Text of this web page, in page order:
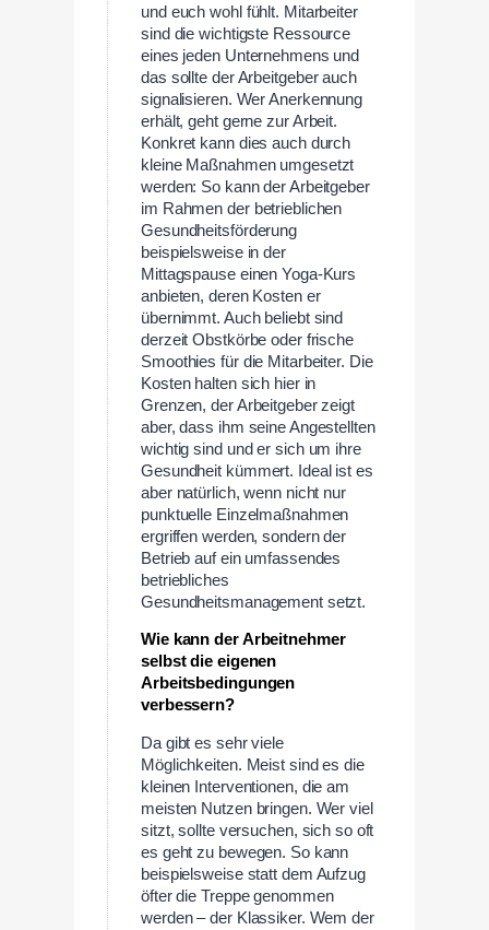
und euch wohl fühlt. Mitarbeiter
sind die wichtigste Ressource
eines jeden Unternehmens und
das sollte der Arbeitgeber auch
signalisieren. Wer Anerkennung
erhält, geht gerne zur Arbeit.
Konkret kann dies auch durch
kleine Maßnahmen umgesetzt
werden: So kann der Arbeitgeber
im Rahmen der betrieblichen
Gesundheitsförderung
beispielsweise in der
Mittagspause einen Yoga-Kurs
anbieten, deren Kosten er
übernimmt. Auch beliebt sind
derzeit Obstkörbe oder frische
Smoothies für die Mitarbeiter. Die
Kosten halten sich hier in
Grenzen, der Arbeitgeber zeigt
aber, dass ihm seine Angestellten
wichtig sind und er sich um ihre
Gesundheit kümmert. Ideal ist es
aber natürlich, wenn nicht nur
punktuelle Einzelmaßnahmen
ergriffen werden, sondern der
Betrieb auf ein umfassendes
betriebliches
Gesundheitsmanagement setzt.
Wie kann der Arbeitnehmer
selbst die eigenen
Arbeitsbedingungen
verbessern?
Da gibt es sehr viele
Möglichkeiten. Meist sind es die
kleinen Interventionen, die am
meisten Nutzen bringen. Wer viel
sitzt, sollte versuchen, sich so oft
es geht zu bewegen. So kann
beispielsweise statt dem Aufzug
öfter die Treppe genommen
werden – der Klassiker. Wem der